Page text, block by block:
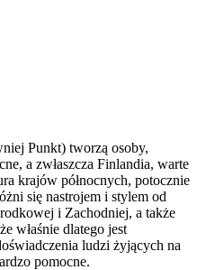
Punkt) tworzą osoby,
a zwłaszcza Finlandia, warte
krajów północnych, potocznie
się nastrojem i stylem od
i Zachodniej, a także
właśnie dlatego jest
ludzi żyjących na
pomocne.